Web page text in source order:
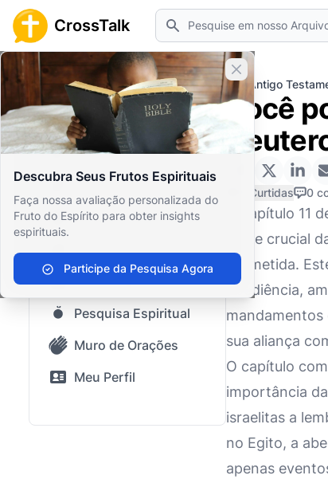
CrossTalk Pesquisar
Fechar banner
Descubra Seus Frutos Espirituais
Faça nossa avaliação personalizada do
Fruto do Espírito para obter insights
espirituais.
Participe da Pesquisa Agora
Home Arquivo de Perguntas Antigo
Início
Arquivo de Perguntas
Nosso blog
Conteúdo Salvo
Perguntas Populares
Bíblia Sagrada
Pesquisa Espiritual
Muro de Orações
Meu Perfil
Você
0 Curtidas 0
O capítulo 11
parte crucial
Prometida.
obediência,
mandamentos
sua aliança
O capítulo
importância
israelitas a
no Egito, a
apenas